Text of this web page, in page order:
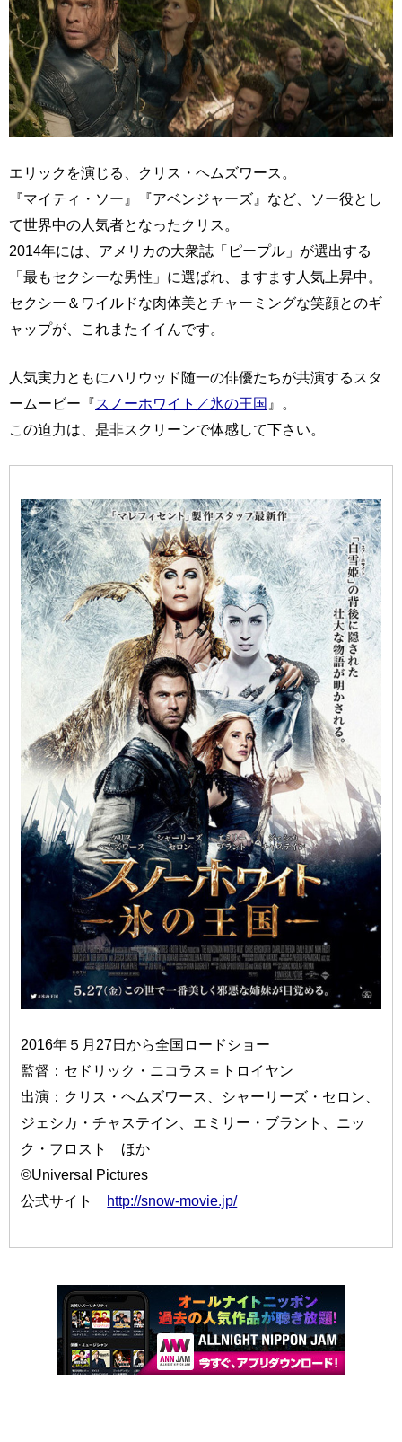
エリックを演じる、クリス・ヘムズワース。
『マイティ・ソー』『アベンジャーズ』など、ソー役とし
て世界中の人気者となったクリス。
2014年には、アメリカの大衆誌「ピープル」が選出する
「最もセクシーな男性」に選ばれ、ますます人気上昇中。
セクシー＆ワイルドな肉体美とチャーミングな笑顔とのギ
ャップが、これまたイイんです。
人気実力ともにハリウッド随一の俳優たちが共演するスタ
ームービー『スノーホワイト／氷の王国 』。
この迫力は、是非スクリーンで体感して下さい。
2016年５月27日から全国ロードショー
監督：セドリック・ニコラス＝トロイヤン
出演：クリス・ヘムズワース、シャーリーズ・セロン、
ジェシカ・チャステイン、エミリー・ブラント、ニッ
ク・フロスト ほか
©Universal Pictures
公式サイト http://snow-movie.jp/